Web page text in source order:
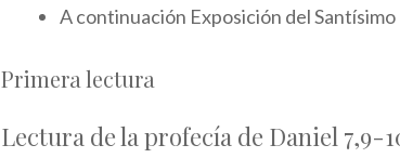
A continuación Exposición del Santísimo
Primera lectura
Lectura de la profecía de Daniel 7,9-